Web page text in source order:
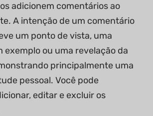
adicionem comentários ao
A intenção de um comentário
um ponto de vista, uma
exemplo ou uma revelação da
principalmente uma
pessoal. Você pode
editar e excluir os